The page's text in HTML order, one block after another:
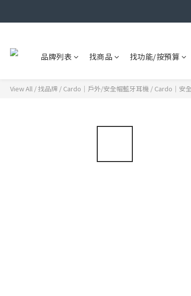
品牌列表 找商品 找功能/按預算
View All /找品牌 / Cardo｜戶外/安全帽藍牙耳機 / Cardo｜安